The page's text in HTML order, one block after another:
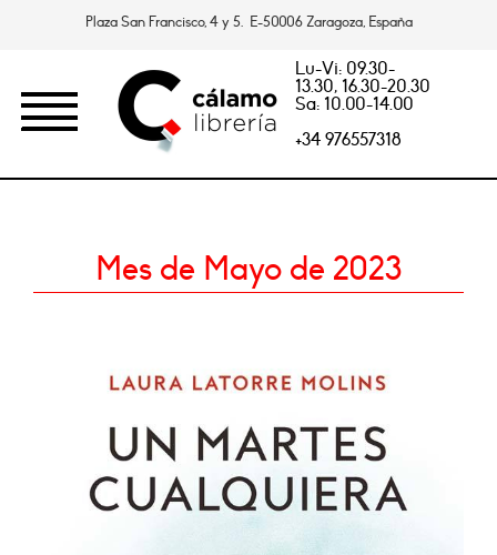
Plaza San Francisco, 4 y 5. E-50006 Zaragoza, España
Lu-Vi: 09.30-
13.30, 16.30-20.30
Sa: 10.00-14.00
+34 976557318
Mes de Mayo de 2023